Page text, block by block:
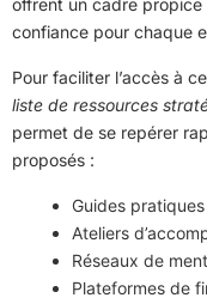
offrent un cadre
confiance pour chaque
Pour faciliter l’accès à
liste de ressources
permet de se repérer
proposés :
Guides
Ateliers
Réseaux de
Plateformes de